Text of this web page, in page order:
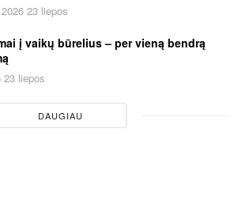
2026 23 liepos
į vaikų būrelius – per vieną bendrą
23 liepos
DAUGIAU